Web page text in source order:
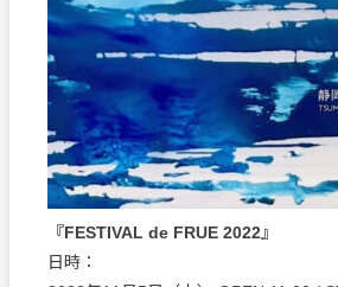
『FESTIVAL de FRUE 2022』
日時：